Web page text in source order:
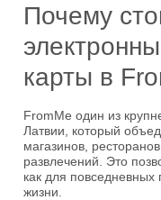
Почему
карты в
FromMe один из
Латвии, который
магазинов,
развлечений. Это
как для повседневных
жизни.